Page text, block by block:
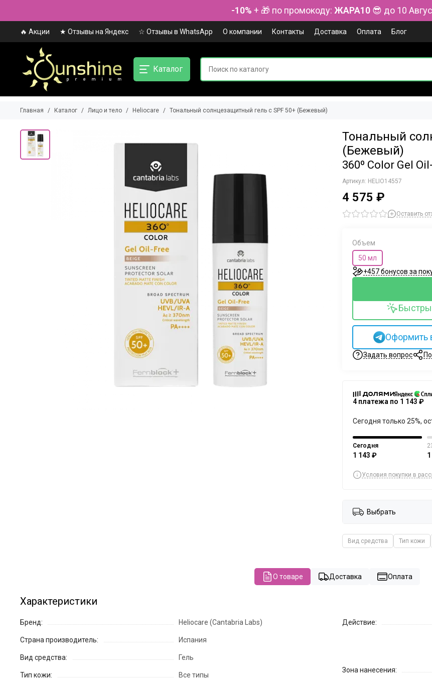
-10% + 🎁 по промокоду: ЖАРА10😎 до 10
🔥 Акции ★ Отзывы на Яндекс ☆ Отзывы в WhatsApp О компании Контакты Доставка Оплата Блог
Каталог
Главная Каталог Лицо и тело Heliocare Тональный солнцезащитный гель с SPF 50+ (Бежевый)
Тональный
(Бежевый)
360º Color Gel
Артикул: HELIO14557
4 575 ₽
Оставить
Объем
50 мл
+457 бонусов за
Оформить
Задать вопрос
4 платежа по 1 143 ₽
Сегодня только 25%,
Сегодня
1 143 ₽
Условия покупки в
Выбрать
Вид средства Тип кожи
О товаре Доставка Оплата
Характеристики
Бренд: Heliocare (Cantabria Labs)
Страна производитель: Испания
Вид средства: Гель
Тип кожи: Все типы
Действие:
Зона нанесения: